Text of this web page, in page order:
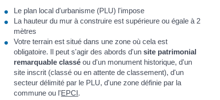
Le plan local d'urbanisme (PLU) l'impose
La hauteur du mur à construire est supérieure ou égale à 2
mètres
Votre terrain est situé dans une zone où cela est
obligatoire. Il peut s'agir des abords d'unsite patrimonial
remarquable classé ou d'un monument historique, d'un
site inscrit (classé ou en attente de classement), d'un
secteur délimité par le PLU, d'une zone définie par la
commune ou l'EPCI.